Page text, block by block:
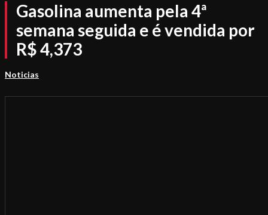
Gasolina aumenta pela 4ª
semana seguida e é vendida por
R$ 4,373
Noticias